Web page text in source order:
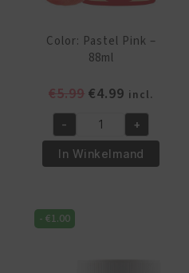
Color: Pastel Pink –
88ml
€5.99 Oorspronkelijke
was:
€5.99.
€4.99 Huidige
prijs
is:
€4.99.
incl.
Color:
Pastel
Pink
88ml
aantal
- +
In Winkelmand
-€1.00